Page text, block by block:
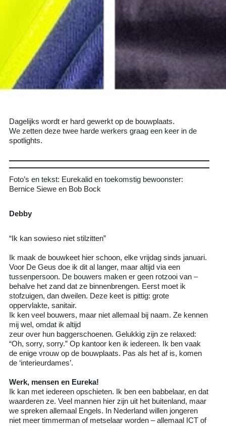
Dagelijks wordt er hard gewerkt op de bouwplaats.
We zetten deze twee harde werkers graag een keer in de
spotlights.
Foto’s en tekst: Eurekalid en toekomstig bewoonster:
Bernice Siewe en Bob Bock
Debby
“Ik kan sowieso niet stilzitten”
Ik maak de bouwkeet hier schoon, elke vrijdag sinds januari.
Voor De Geus doe ik dit al langer, maar altijd via een
tussenpersoon. De bouwers maken er geen rotzooi van –
behalve het zand dat ze binnenbrengen. Eerst moet ik
stofzuigen, dan dweilen. Deze keet is pittig: grote
oppervlakte, sanitair.
Ik ken veel bouwers, maar niet allemaal bij naam. Ze kennen
mij wel, omdat ik altijd
zeur over hun baggerschoenen. Gelukkig zijn ze relaxed:
“Oh, sorry, sorry.” Op kantoor ken ik iedereen. Ik ben vaak
de enige vrouw op de bouwplaats. Pas als het af is, komen
de ‘interieurdames’.
Werk, mensen en Eureka!
Ik kan met iedereen opschieten. Ik ben een babbelaar, en dat
waarderen ze. Veel mannen hier zijn uit het buitenland, maar
we spreken allemaal Engels. In Nederland willen jongeren
niet meer timmerman of metselaar worden – allemaal ICT of